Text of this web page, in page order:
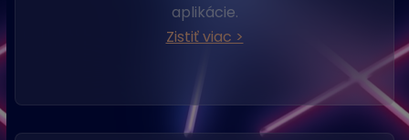
aplikácie.
Zistiť viac >